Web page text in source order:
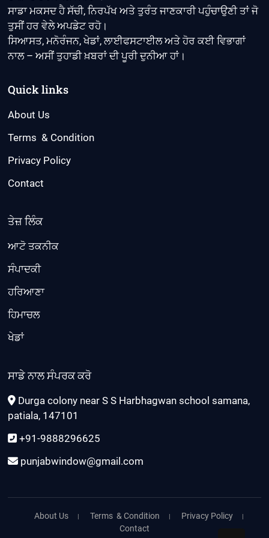
ਸਾਡਾ ਮਕਸਦ ਹੈ ਸੱਚੀ, ਨਿਰਪੱਖ ਅਤੇ ਤੁਰੰਤ ਜਾਣਕਾਰੀ ਪਹੁੰਚਾਉਣੀ ਤਾਂ ਜੋ
ਤੁਸੀਂ ਹਰ ਵੇਲੇ ਅਪਡੇਟ ਰਹੋ।
ਸਿਆਸਤ, ਮਨੋਰੰਜਨ, ਖੇਡਾਂ, ਲਾਈਫਸਟਾਈਲ ਅਤੇ ਹੋਰ ਕਈ ਵਿਭਾਗਾਂ
ਨਾਲ – ਅਸੀਂ ਤੁਹਾਡੀ ਖ਼ਬਰਾਂ ਦੀ ਪੂਰੀ ਦੁਨੀਆ ਹਾਂ।
Quick links
About Us
Terms & Condition
Privacy Policy
Contact
ਤੇਜ਼ ਲਿੰਕ
ਆਟੋ ਤਕਨੀਕ
ਸੰਪਾਦਕੀ
ਹਰਿਆਣਾ
ਹਿਮਾਚਲ
ਖੇਡਾਂ
ਸਾਡੇ ਨਾਲ ਸੰਪਰਕ ਕਰੋ
Durga colony near S S Harbhagwan school samana,
patiala, 147101
+91-9888296625
punjabwindow@gmail.com
About Us Terms & Condition
Privacy Policy
Contact